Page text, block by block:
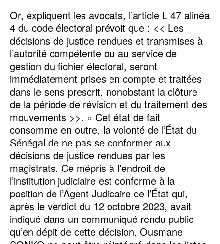
Or, expliquent les avocats, l’article L 47 alinéa
4 du code électoral prévoit que : << Les
décisions de justice rendues et transmises à
l’autorité compétente ou au service de
gestion du fichier électoral, seront
immédiatement prises en compte et traitées
dans le sens prescrit, nonobstant la clôture
de la période de révision et du traitement des
mouvements >>. « Cet état de fait
consomme en outre, la volonté de l’État du
Sénégal de ne pas se conformer aux
décisions de justice rendues par les
magistrats. Ce mépris à l’endroit de
l’institution judiciaire est conforme à la
position de l’Agent Judicaire de l’État qui,
après le verdict du 12 octobre 2023, avait
indiqué dans un communiqué rendu public
qu’en dépit de cette décision, Ousmane